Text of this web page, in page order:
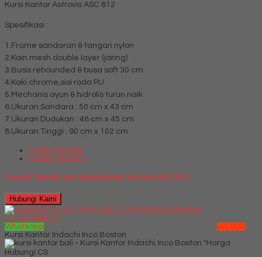
Kursi Kantor Astrovis ASC 812
Spesifikasi :
1.Frame sandaran & tangan nylon
2.Kain mesh double layer (jaring)
3.Busa rebounded & busa soft 30 cm
4.Kaki chrome,sisi roda PU
5.Mechanis ayun & hidrolis turun naik
6.Ukuran Sandara : 50 cm x 43 cm
7.Ukuran Dudukan : 48 cm x 45 cm
8.Ukuran Tinggi : 90 cm x 102 cm
Produk Terkait
Produk Terbaru
Produk Terkait Jual Kursi Kantor Astrovis ASC 812
Hubungi Kami
QUICK ORDER
Whatsapp
via SMS
Kursi Kantor Indachi Inco Boston
*Harga
Hubungi CS